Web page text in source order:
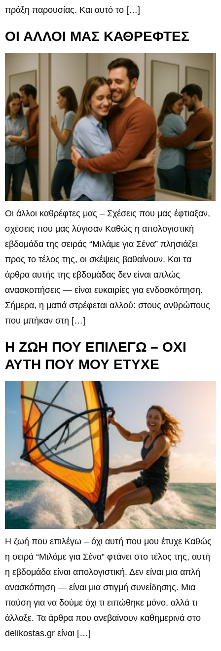
πράξη παρουσίας. Και αυτό το […]
ΟΙ ΑΛΛΟΙ ΜΑΣ ΚΑΘΡΕΦΤΕΣ
Οι άλλοι καθρέφτες μας – Σχέσεις που μας έφτιαξαν,
σχέσεις που μας λύγισαν Καθώς η απολογιστική
εβδομάδα της σειράς “Μιλάμε για Σένα” πλησιάζει
προς το τέλος της, οι σκέψεις βαθαίνουν. Και τα
άρθρα αυτής της εβδομάδας δεν είναι απλώς
ανασκοπήσεις — είναι ευκαιρίες για ενδοσκόπηση.
Σήμερα, η ματιά στρέφεται αλλού: στους ανθρώπους
που μπήκαν στη […]
Η ΖΩΗ ΠΟΥ ΕΠΙΛΕΓΩ – ΟΧΙ
ΑΥΤΗ ΠΟΥ ΜΟΥ ΕΤΥΧΕ
Η ζωή που επιλέγω – όχι αυτή που μου έτυχε Καθώς
η σειρά “Μιλάμε για Σένα” φτάνει στο τέλος της, αυτή
η εβδομάδα είναι απολογιστική. Δεν είναι μια απλή
ανασκόπηση — είναι μια στιγμή συνείδησης. Μια
παύση για να δούμε όχι τι ειπώθηκε μόνο, αλλά τι
άλλαξε. Τα άρθρα που ανεβαίνουν καθημερινά στο
delikostas.gr είναι […]